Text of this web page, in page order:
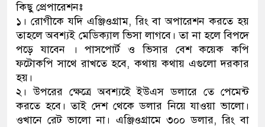
কিছু প্রেপারেশনঃ
১। রোগীকে যদি এঞ্জিওগ্রাম, রিং বা অপারেশন করতে হয়
তাহলে অবশ্যই মেডিক্যাল ভিসা লাগবে। তা না হলে বিপদে
পড়ে যাবেন । পাসপোর্ট ও ভিসার বেশ কয়েক কপি
ফটোকপি সাথে রাখতে হবে, কথায় কথায় এগুলো দরকার
হয়।
২। উপরের ক্ষেত্রে অবশ্যইে ইউএস ডলারে তে পেমেন্ট
করতে হবে। তাই দেশ থেকে ডলার নিয়ে যাওয়া ভালো।
ওখানে রেট ভালো না। এঞ্জিওগ্রামে ৩০০ ডলার, রিং বা